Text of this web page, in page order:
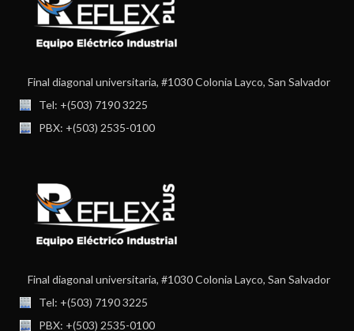
Final diagonal universitaria, #1030 Colonia Layco, San Salvador
Tel: +(503) 7190 3225
PBX: +(503) 2535-0100
Final diagonal universitaria, #1030 Colonia Layco, San Salvador
Tel: +(503) 7190 3225
PBX: +(503) 2535-0100